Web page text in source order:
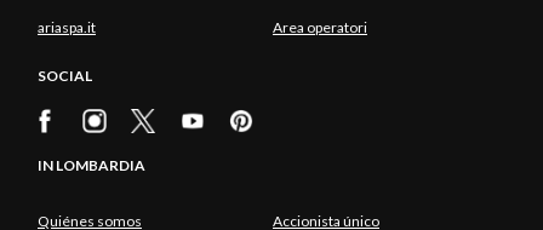
ariaspa.it Area operatori
SOCIAL
IN LOMBARDIA
Quiénes somos Accionista único